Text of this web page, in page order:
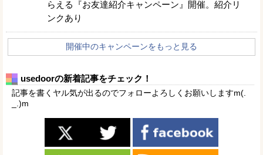
らえる『お友達紹介キャンペーン』開催。紹介リ
ンクあり
開催中のキャンペーンをもっと見る
usedoorの新着記事をチェック！
記事を書くヤル気が出るのでフォローよろしくお願いしますm(.
_.)m